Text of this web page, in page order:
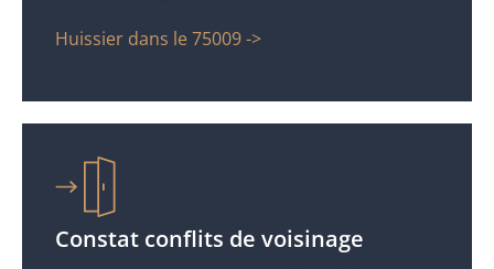
Huissier dans le 75009 ->
Constat conflits de voisinage